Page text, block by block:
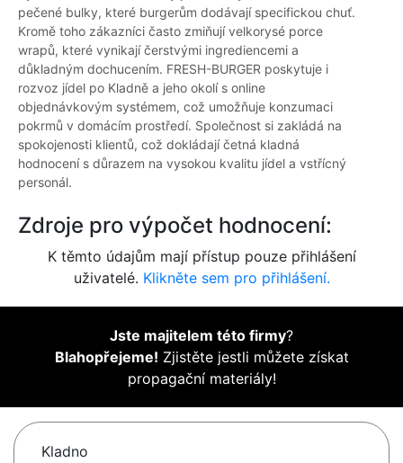
pečené bulky, které burgerům dodávají specifickou chuť.
Kromě toho zákazníci často zmiňují velkorysé porce
wrapů, které vynikají čerstvými ingrediencemi a
důkladným dochucením. FRESH-BURGER poskytuje i
rozvoz jídel po Kladně a jeho okolí s online
objednávkovým systémem, což umožňuje konzumaci
pokrmů v domácím prostředí. Společnost si zakládá na
spokojenosti klientů, což dokládají četná kladná
hodnocení s důrazem na vysokou kvalitu jídel a vstřícný
personál.
Zdroje pro výpočet hodnocení:
K těmto údajům mají přístup pouze přihlášení
uživatelé. Klikněte sem pro přihlášení.
Jste majitelem této firmy?
Blahopřejeme! Zjistěte jestli můžete získat
propagační materiály!
Kladno